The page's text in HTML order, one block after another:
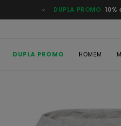
DUPLA PROMO
DUPLA PROMO HOMEM